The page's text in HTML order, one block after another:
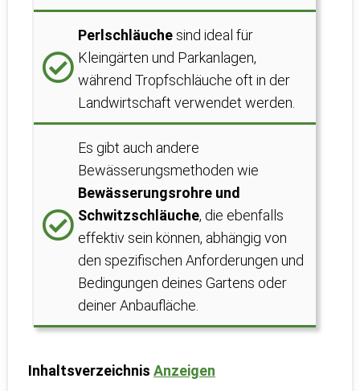
Perlschläuche sind ideal für
Kleingärten und Parkanlagen,
während Tropfschläuche oft in der
Landwirtschaft verwendet werden.
Es gibt auch andere
Bewässerungsmethoden wie
Bewässerungsrohre und
Schwitzschläuche, die ebenfalls
effektiv sein können, abhängig von
den spezifischen Anforderungen und
Bedingungen deines Gartens oder
deiner Anbaufläche.
Inhaltsverzeichnis Anzeigen